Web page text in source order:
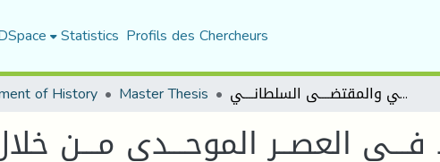
Statistics Profils des Chercheurs
of History Master Thesis قـــه الجهــــاد فـــي العصــر الموحـــدي مـــن خلال كتـــــاب الإنجـــــادلإبـــــن المناصــــف ( بيـــن النظــــر الفقهــــي والمقتضــــى السلطانــــي
فـــي العصــر الموحـــدي مـــن خلال